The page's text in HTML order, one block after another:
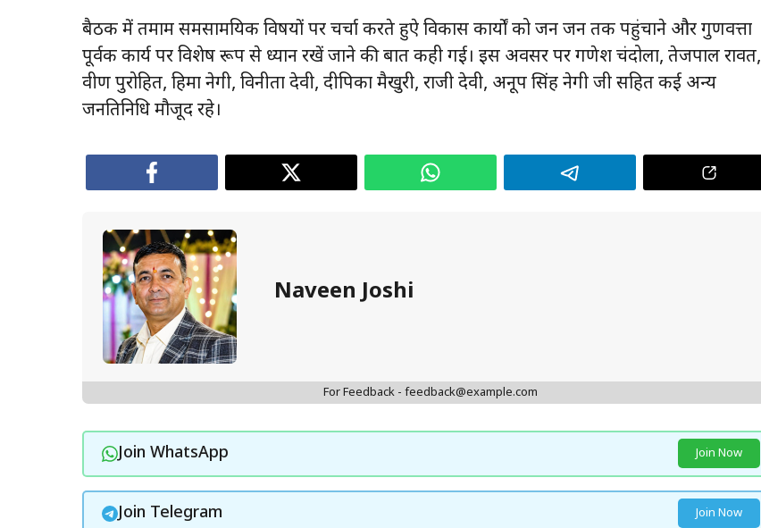
बैठक में तमाम समसामयिक विषयों पर चर्चा करते हुऐ विकास कार्यों को जन जन तक पहुंचाने और गुणवत्ता
पूर्वक कार्य पर विशेष रूप से ध्यान रखें जाने की बात कही गई। इस अवसर पर गणेश चंदोला, तेजपाल रावत,
प्रवीण पुरोहित, हिमा नेगी, विनीता देवी, दीपिका मैखुरी, राजी देवी, अनूप सिंह नेगी जी सहित कई अन्य
जनप्रतिनिधि मौजूद रहे।
Naveen Joshi
For Feedback - feedback@example.com
Join WhatsApp Join Now
Join Telegram Join Now